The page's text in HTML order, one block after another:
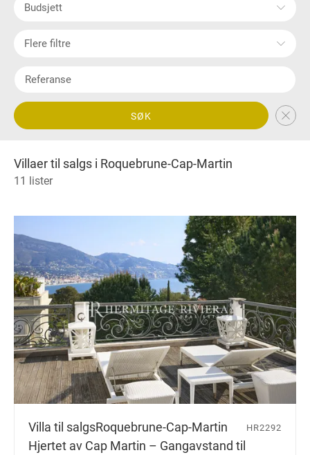
Budsjett
Flere filtre
SØK
Villaer til salgs i Roquebrune-Cap-Martin
11 lister
Villa til salgsRoquebrune-Cap-Martin
Hjertet av Cap Martin – Gangavstand til
HR2292